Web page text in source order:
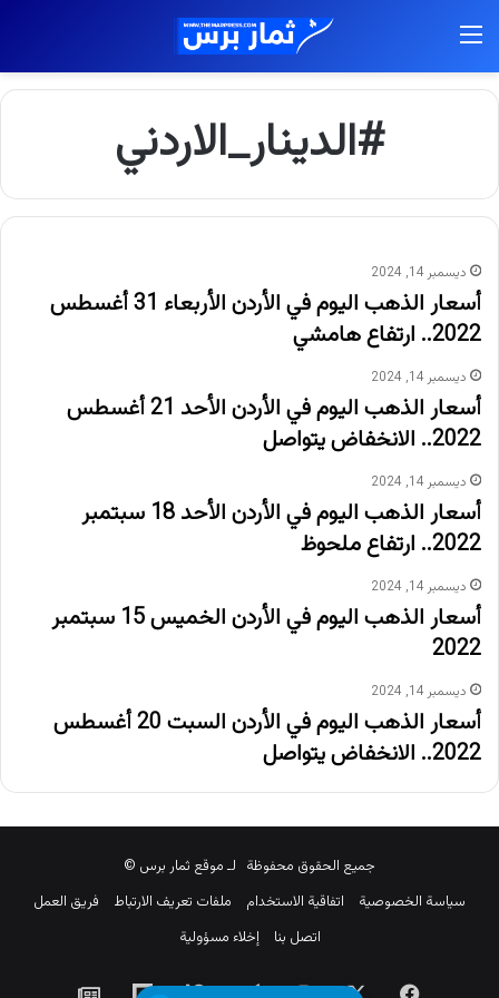
#الدينار_الاردني
ديسمبر 14, 2024
أسعار الذهب اليوم في الأردن الأربعاء 31 أغسطس
2022.. ارتفاع هامشي
ديسمبر 14, 2024
أسعار الذهب اليوم في الأردن الأحد 21 أغسطس
2022.. الانخفاض يتواصل
ديسمبر 14, 2024
أسعار الذهب اليوم في الأردن الأحد 18 سبتمبر
2022.. ارتفاع ملحوظ
ديسمبر 14, 2024
أسعار الذهب اليوم في الأردن الخميس 15 سبتمبر
2022
ديسمبر 14, 2024
أسعار الذهب اليوم في الأردن السبت 20 أغسطس
2022.. الانخفاض يتواصل
جميع الحقوق محفوظة لـ موقع ثمار برس ©
سياسة الخصوصية
اتفاقية الاستخدام ملفات تعريف الارتباط
فريق العمل
اتصل بنا
إخلاء مسؤولية